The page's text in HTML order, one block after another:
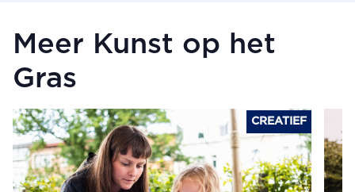
Meer Kunst op het
Gras
CREATIEF